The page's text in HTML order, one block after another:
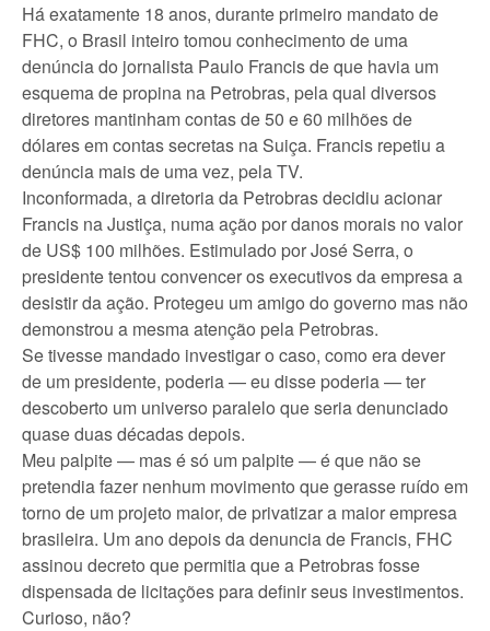
Há exatamente 18 anos, durante primeiro mandato de
FHC, o Brasil inteiro tomou conhecimento de uma
denúncia do jornalista Paulo Francis de que havia um
esquema de propina na Petrobras, pela qual diversos
diretores mantinham contas de 50 e 60 milhões de
dólares em contas secretas na Suiça. Francis repetiu a
denúncia mais de uma vez, pela TV.
Inconformada, a diretoria da Petrobras decidiu acionar
Francis na Justiça, numa ação por danos morais no valor
de US$ 100 milhões. Estimulado por José Serra, o
presidente tentou convencer os executivos da empresa a
desistir da ação. Protegeu um amigo do governo mas não
demonstrou a mesma atenção pela Petrobras.
Se tivesse mandado investigar o caso, como era dever
de um presidente, poderia — eu disse poderia — ter
descoberto um universo paralelo que seria denunciado
quase duas décadas depois.
Meu palpite — mas é só um palpite — é que não se
pretendia fazer nenhum movimento que gerasse ruído em
torno de um projeto maior, de privatizar a maior empresa
brasileira. Um ano depois da denuncia de Francis, FHC
assinou decreto que permitia que a Petrobras fosse
dispensada de licitações para definir seus investimentos.
Curioso, não?